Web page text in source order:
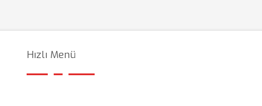
Hızlı Menü